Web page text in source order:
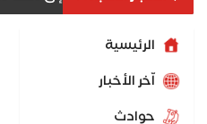
والرياضة بالغربية يكرم
الرئيسية
اّخر الأخبار
حوادث